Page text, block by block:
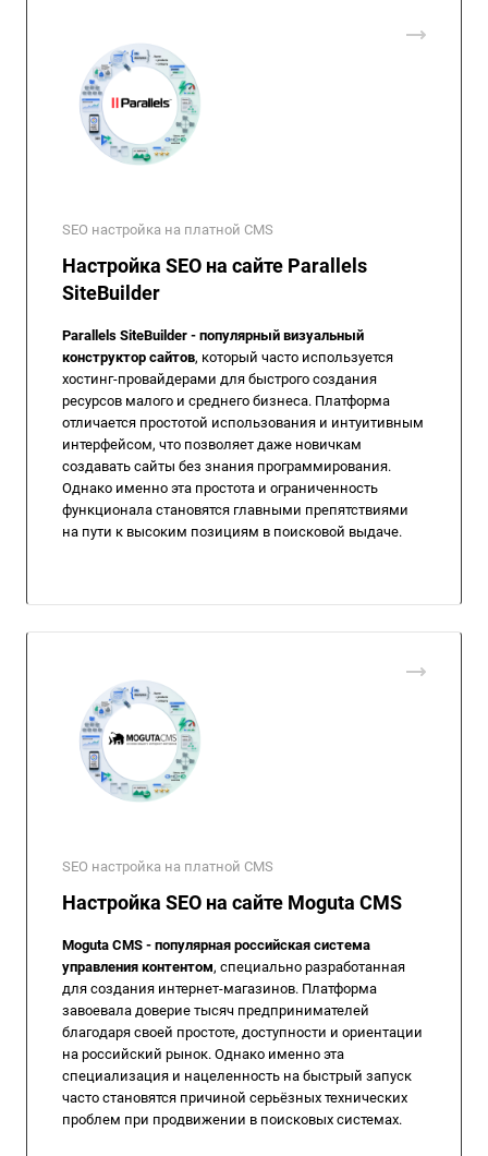
SEO настройка на платной CMS
Настройка SEO на сайте Parallels
SiteBuilder
Parallels SiteBuilder - популярный визуальный
конструктор сайтов, который часто используется
хостинг-провайдерами для быстрого создания
ресурсов малого и среднего бизнеса. Платформа
отличается простотой использования и интуитивным
интерфейсом, что позволяет даже новичкам
создавать сайты без знания программирования.
Однако именно эта простота и ограниченность
функционала становятся главными препятствиями
на пути к высоким позициям в поисковой выдаче.
SEO настройка на платной CMS
Настройка SEO на сайте Moguta CMS
Moguta CMS - популярная российская система
управления контентом, специально разработанная
для создания интернет-магазинов. Платформа
завоевала доверие тысяч предпринимателей
благодаря своей простоте, доступности и ориентации
на российский рынок. Однако именно эта
специализация и нацеленность на быстрый запуск
часто становятся причиной серьёзных технических
проблем при продвижении в поисковых системах.